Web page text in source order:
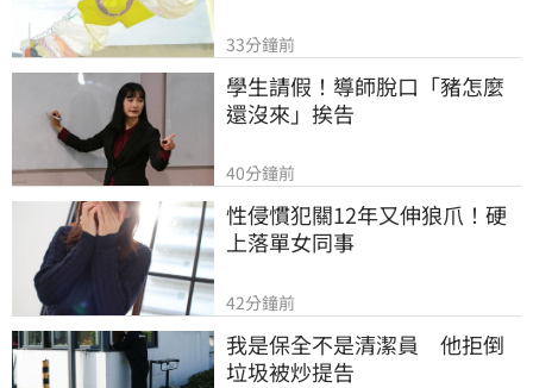
33分鐘前
學生請假！導師脫口「豬怎麼
還沒來」挨告
40分鐘前
性侵慣犯關12年又伸狼爪！硬
上落單女同事
42分鐘前
我是保全不是清潔員　他拒倒
垃圾被炒提告